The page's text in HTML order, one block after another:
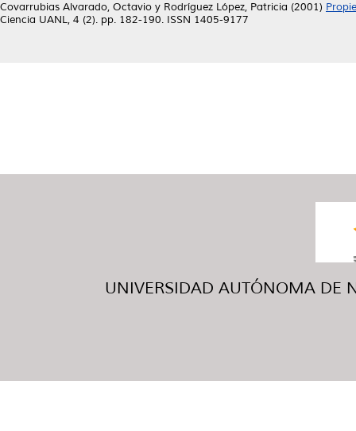
Covarrubias Alvarado, Octavio y Rodríguez López, Patricia (2001)
Ciencia UANL, 4 (2). pp. 182-190. ISSN 1405-9177
UNIVERSIDAD AUTÓNOMA DE